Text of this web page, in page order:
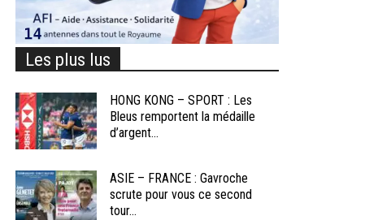
Les plus lus
HONG KONG – SPORT : Les
Bleus remportent la médaille
d’argent...
ASIE – FRANCE : Gavroche
scrute pour vous ce second
tour...